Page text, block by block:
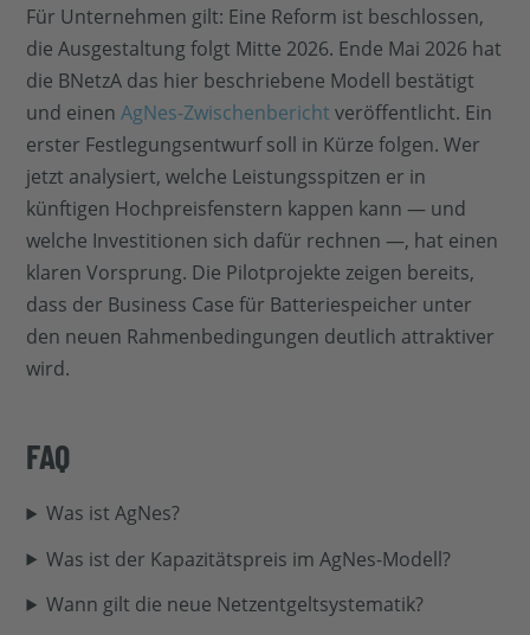
Für Unternehmen gilt: Eine Reform ist beschlossen,
die Ausgestaltung folgt Mitte 2026. Ende Mai 2026 hat
die BNetzA das hier beschriebene Modell bestätigt
und einenAgNes-Zwischenbericht veröffentlicht. Ein
erster Festlegungsentwurf soll in Kürze folgen. Wer
jetzt analysiert, welche Leistungsspitzen er in
künftigen Hochpreisfenstern kappen kann — und
welche Investitionen sich dafür rechnen —, hat einen
klaren Vorsprung. Die Pilotprojekte zeigen bereits,
dass der Business Case für Batteriespeicher unter
den neuen Rahmenbedingungen deutlich attraktiver
wird.
FAQ
Was ist AgNes?
Was ist der Kapazitätspreis im AgNes-Modell?
Wann gilt die neue Netzentgeltsystematik?